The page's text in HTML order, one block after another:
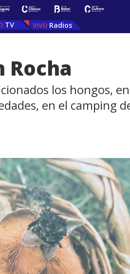
TV Radios
Rocha
los hongos,
en el camping